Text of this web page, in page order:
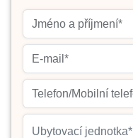
Ubytovací jednotka*